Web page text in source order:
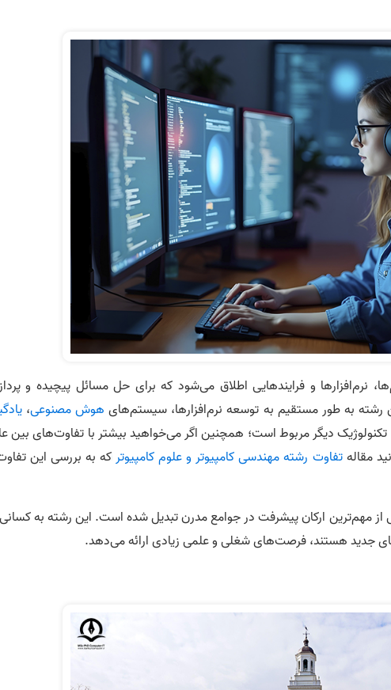
نرم‌افزارها و فرایندهایی اطلاق می‌شود که برای حل مسائل پیچیده و
به طور مستقیم به توسعه نرم‌افزارها، سیستم‌های هوش مصنوعی،
تکنولوژیک دیگر مربوط است؛ همچنین اگر می‌خواهید بیشتر با تفاوت‌های بین
مقاله‌تفاوت رشته مهندسی کامپیوتر و علوم کامپیوترکه به بررسی این
از مهم‌ترین ارکان پیشرفت در جوامع مدرن تبدیل شده است. این رشته به
جدید هستند، فرصت‌های شغلی و علمی زیادی ارائه می‌دهد.